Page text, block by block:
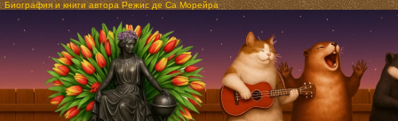
Биография и книги автора Режис де Са Морейра